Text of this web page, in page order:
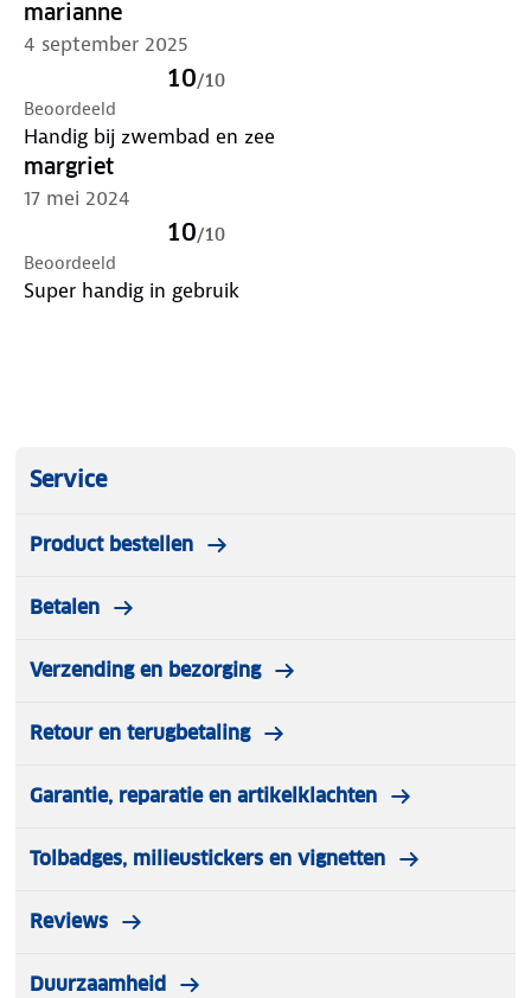
marianne
4 september 2025
10/10
Beoordeeld
Handig bij zwembad en zee
margriet
17 mei 2024
10/10
Beoordeeld
Super handig in gebruik
Service
Product bestellen
Betalen
Verzending en bezorging
Retour en terugbetaling
Garantie, reparatie en artikelklachten
Tolbadges, milieustickers en vignetten
Reviews
Duurzaamheid